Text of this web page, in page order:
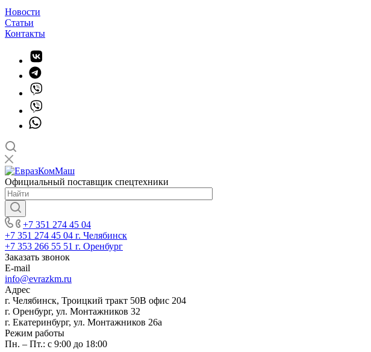
Новости
Статьи
Контакты
Официальный поставщик спецтехники
+7 351 274 45 04
+7 351 274 45 04 г. Челябинск
+7 353 266 55 51 г. Оренбург
Заказать звонок
E-mail
info@evrazkm.ru
Адрес
г. Челябинск, Троицкий тракт 50В офис 204
г. Оренбург, ул. Монтажников 32
г. Екатеринбург, ул. Монтажников 26а
Режим работы
Пн. – Пт.: с 9:00 до 18:00